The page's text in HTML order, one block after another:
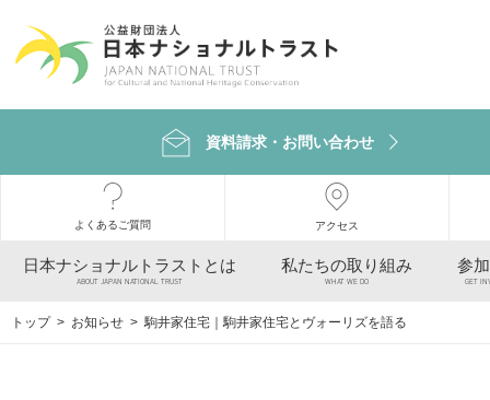
資料請求・お問い合わせ
よくあるご質問 アクセス
日本ナショナルトラストとは
ABOUT JAPAN NATIONAL TRUST
私たちの取り組み
WHAT WE DO
参
GET
トップ > お知らせ > 駒井家住宅｜駒井家住宅とヴォーリズを語る